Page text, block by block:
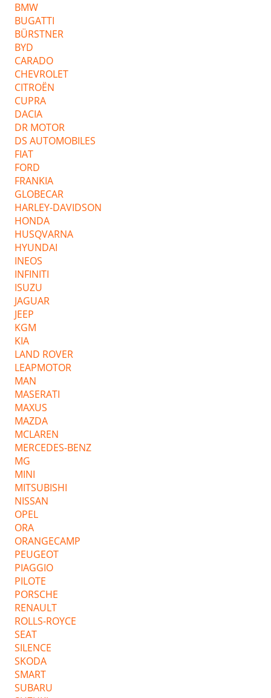
BMW
BUGATTI
BÜRSTNER
BYD
CARADO
CHEVROLET
CITROËN
CUPRA
DACIA
DR MOTOR
DS AUTOMOBILES
FIAT
FORD
FRANKIA
GLOBECAR
HARLEY-DAVIDSON
HONDA
HUSQVARNA
HYUNDAI
INEOS
INFINITI
ISUZU
JAGUAR
JEEP
KGM
KIA
LAND ROVER
LEAPMOTOR
MAN
MASERATI
MAXUS
MAZDA
MCLAREN
MERCEDES-BENZ
MG
MINI
MITSUBISHI
NISSAN
OPEL
ORA
ORANGECAMP
PEUGEOT
PIAGGIO
PILOTE
PORSCHE
RENAULT
ROLLS-ROYCE
SEAT
SILENCE
SKODA
SMART
SUBARU